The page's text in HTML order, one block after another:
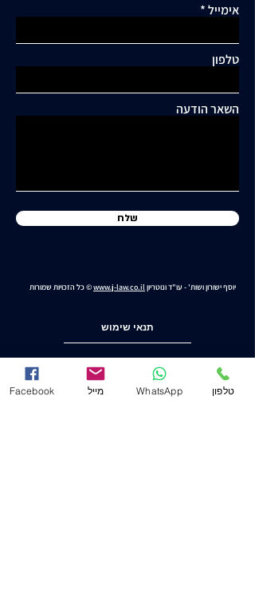
כלואה ובסיכון תחבורתי
תגובות
אימייל
טלפון
השאר הודעה
שלח
יוסף ישורון ושות' - עו"ד ונוטריוןwww.j-law.co.il© כל הזכויות שמורות
תנאי שימוש
מדיניות ופרטיות
Facebook מייל WhatsApp טלפון